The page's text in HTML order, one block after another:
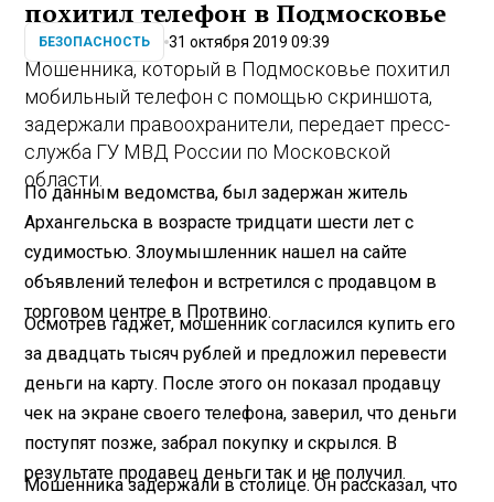
похитил телефон в Подмосковье
БЕЗОПАСНОСТЬ 31 октября 2019 09:39
Мошенника, который в Подмосковье похитил
мобильный телефон с помощью скриншота,
задержали правоохранители, передает пресс-
служба ГУ МВД России по Московской
области.
По данным ведомства, был задержан житель
Архангельска в возрасте тридцати шести лет с
судимостью. Злоумышленник нашел на сайте
объявлений телефон и встретился с продавцом в
торговом центре в Протвино.
Осмотрев гаджет, мошенник согласился купить его
за двадцать тысяч рублей и предложил перевести
деньги на карту. После этого он показал продавцу
чек на экране своего телефона, заверил, что деньги
поступят позже, забрал покупку и скрылся. В
результате продавец деньги так и не получил.
Мошенника задержали в столице. Он рассказал, что